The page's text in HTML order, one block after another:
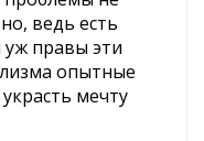
ведь есть
уж правы эти
опытные
мечту